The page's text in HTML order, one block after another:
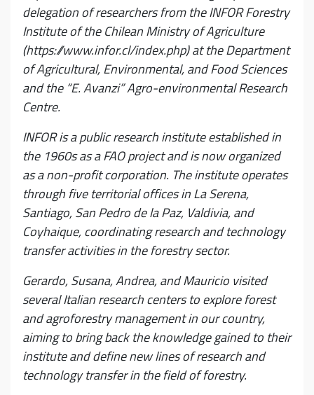
delegation of researchers from the INFOR Forestry
Institute of the Chilean Ministry of Agriculture
(https://www.infor.cl/index.php) at the Department
of Agricultural, Environmental, and Food Sciences
and the “E. Avanzi” Agro-environmental Research
Centre.
INFOR is a public research institute established in
the 1960s as a FAO project and is now organized
as a non-profit corporation. The institute operates
through five territorial offices in La Serena,
Santiago, San Pedro de la Paz, Valdivia, and
Coyhaique, coordinating research and technology
transfer activities in the forestry sector.
Gerardo, Susana, Andrea, and Mauricio visited
several Italian research centers to explore forest
and agroforestry management in our country,
aiming to bring back the knowledge gained to their
institute and define new lines of research and
technology transfer in the field of forestry.